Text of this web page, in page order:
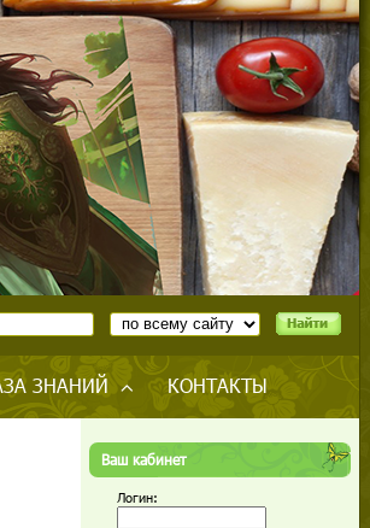
ЗНАНИЙ КОНТАКТЫ
Ваш кабинет
Логин: